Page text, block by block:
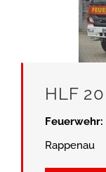
HLF 20
Feuerwehr:
Rappenau